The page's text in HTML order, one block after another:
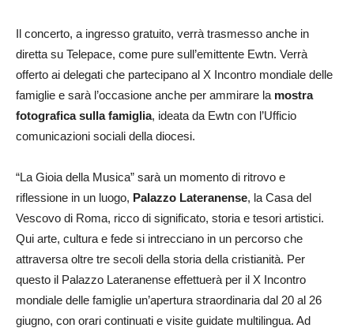
Il concerto, a ingresso gratuito, verrà trasmesso anche in
diretta su Telepace, come pure sull’emittente Ewtn. Verrà
offerto ai delegati che partecipano al X Incontro mondiale delle
famiglie e sarà l’occasione anche per ammirare la mostra
fotografica sulla famiglia, ideata da Ewtn con l’Ufficio
comunicazioni sociali della diocesi.
“La Gioia della Musica” sarà un momento di ritrovo e
riflessione in un luogo, Palazzo Lateranense, la Casa del
Vescovo di Roma, ricco di significato, storia e tesori artistici.
Qui arte, cultura e fede si intrecciano in un percorso che
attraversa oltre tre secoli della storia della cristianità. Per
questo il Palazzo Lateranense effettuerà per il X Incontro
mondiale delle famiglie un’apertura straordinaria dal 20 al 26
giugno, con orari continuati e visite guidate multilingua. Ad